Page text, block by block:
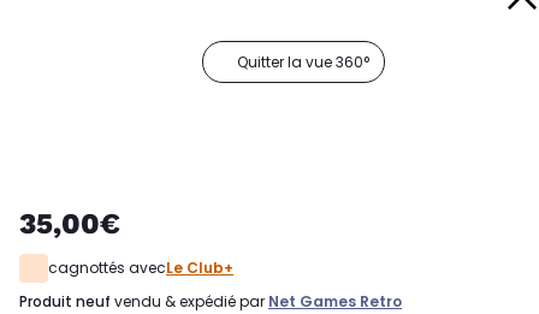
Quitter la vue 360°
35,00€
cagnottés avecLe Club+
produit neuf vendu & expédié par Net Games Retro